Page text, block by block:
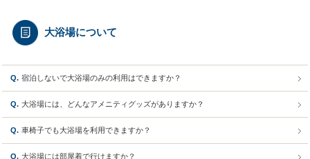
大浴場について
Q. 宿泊しないで大浴場のみの利用はできますか？
Q. 大浴場には、どんなアメニティグッズがありますか？
Q. 車椅子でも大浴場を利用できますか？
Q. 大浴場には部屋着で行けますか？